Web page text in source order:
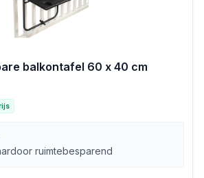
balkontafel 60 x 40 cm
ruimtebesparend